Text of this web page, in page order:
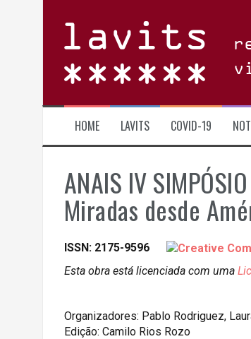
HOME LAVITS COVID-19
ANAIS IV
Miradas desde
ISSN: 2175-9596
Esta obra está licenciada com uma
Organizadores: Pablo Rodriguez,
Edição: Camilo Rios Rozo